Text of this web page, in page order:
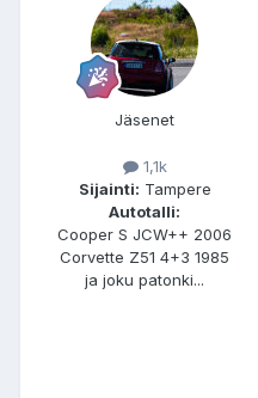
Jäsenet
1,1k
Sijainti: Tampere
Autotalli:
Cooper S JCW++ 2006
Corvette Z51 4+3 1985
ja joku patonki...